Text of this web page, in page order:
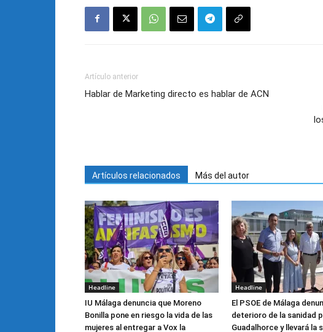
Artículo anterior
Hablar de Marketing directo es hablar de ACN
Artículos relacionados Más del autor
Headline
IU Málaga denuncia que Moreno
Bonilla pone en riesgo la vida de las
mujeres al entregar a Vox la
Headline
El PSOE de Málaga
deterioro de la sanidad
Guadalhorce y llevará la